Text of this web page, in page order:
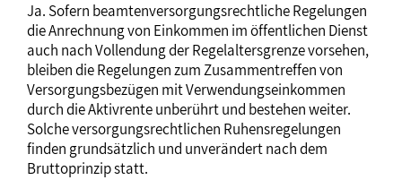
Ja. Sofern beamtenversorgungsrechtliche Regelungen
die Anrechnung von Einkommen im öffentlichen Dienst
auch nach Vollendung der Regelaltersgrenze vorsehen,
bleiben die Regelungen zum Zusammentreffen von
Versorgungsbezügen mit Verwendungseinkommen
durch die Aktivrente unberührt und bestehen weiter.
Solche versorgungsrechtlichen Ruhensregelungen
finden grundsätzlich und unverändert nach dem
Bruttoprinzip statt.